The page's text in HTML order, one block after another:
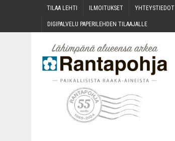
TILAA LEH­TI ILMOI­TUK­SET YHTEYS­TIE­DOT
DIGI­PAL­VE­LU PAPE­RI­LEH­DEN TILAAJALLE